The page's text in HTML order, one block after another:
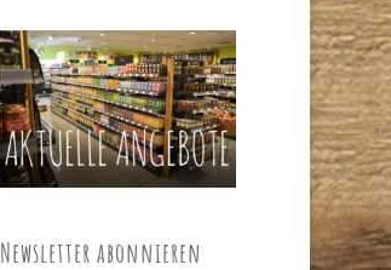
Newsletter abonnieren